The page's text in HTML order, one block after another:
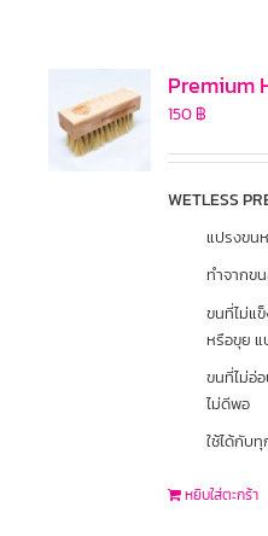
Premium
150฿
WETLESS
แปรงขน
ทำจากข
ขนที่ไม่แ
หรือขุย
ขนที่ไม่อ่
ไม่ดีพอ
ใช้ได้กับ
หยิบใส่ตะกร้า